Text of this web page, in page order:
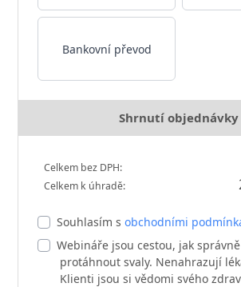
Bankovní převod
Shrnutí objednávky
Celkem bez DPH:
Celkem k úhradě:
Souhlasím sobchodními
Webináře jsou cestou, jak
protáhnout svaly. Nenahrazují
Klienti jsou si vědomi svého